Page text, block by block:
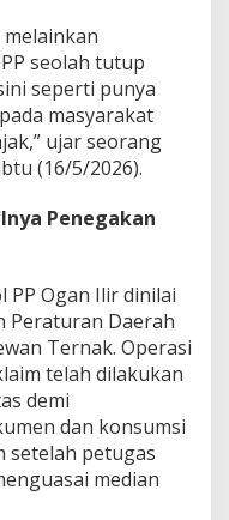
seolah tutup
seperti punya
masyarakat
ujar seorang
(16/5/2026).
Penegakan
PP Ogan Ilir dinilai
Peraturan Daerah
Ternak. Operasi
telah dilakukan
demi
dan konsumsi
setelah petugas
median